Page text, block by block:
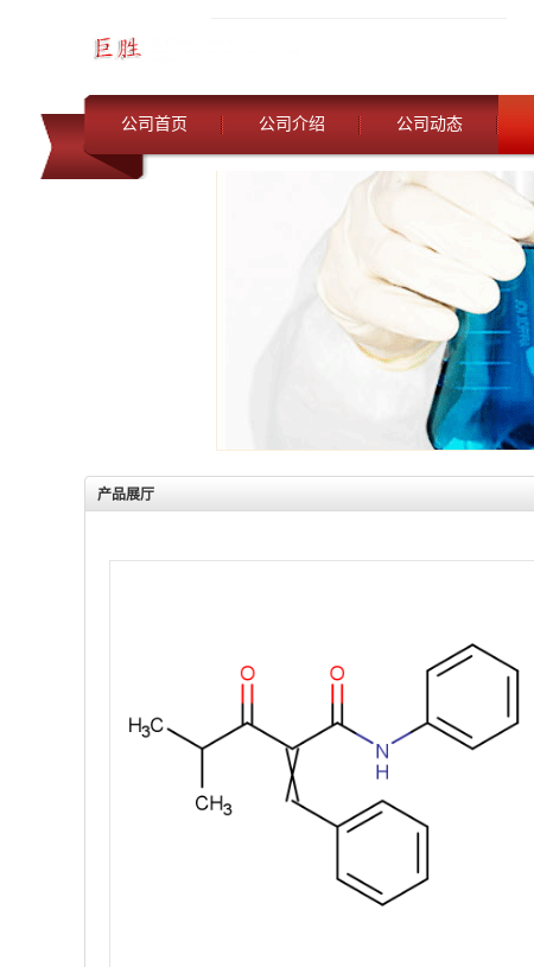
公司首页 公司介绍 公司动态
产品展厅